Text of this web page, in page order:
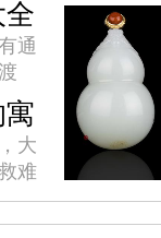
通
大
难
，
态